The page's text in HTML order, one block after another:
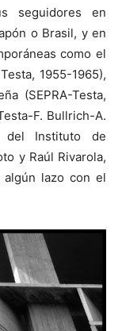
seguidores en
o Brasil, y en
como el
1955-1965),
(SEPRA-Testa,
F. Bullrich-A.
del Instituto de
y Raúl Rivarola,
algún lazo con el